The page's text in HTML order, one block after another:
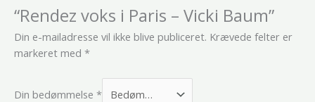
“Rendez voks i Paris – Vicki Baum”
Din e-mailadresse vil ikke blive publiceret. Krævede felter er
markeret med *
Din bedømmelse *